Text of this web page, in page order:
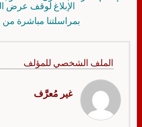
الإبلاغ لوقف عرض
بمراسلتنا مباشرة من
الملف الشخصي للمؤلف
غير مُعرَّف